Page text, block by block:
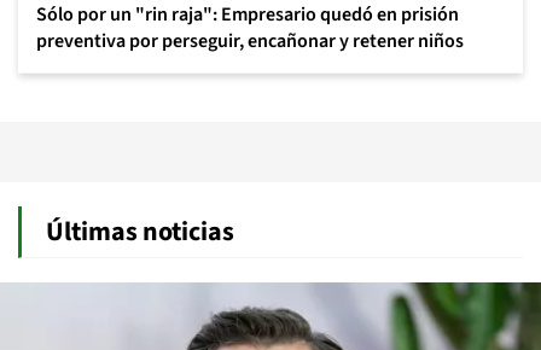
Sólo por un "rin raja": Empresario quedó en prisión
preventiva por perseguir, encañonar y retener niños
Últimas noticias